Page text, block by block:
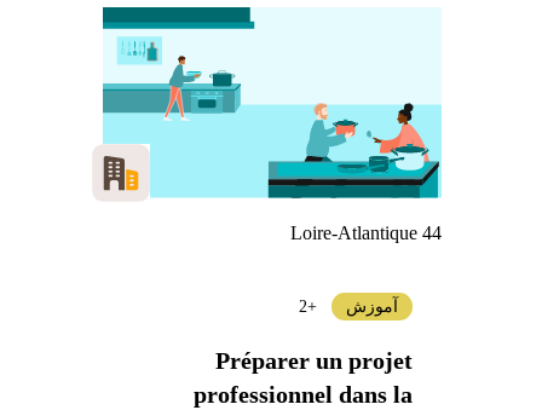
Loire-Atlantique 44
Préparer un projet
professionnel dans la
آموزش +2